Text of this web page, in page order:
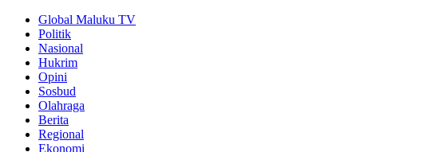
Global Maluku TV
Politik
Nasional
Hukrim
Opini
Sosbud
Olahraga
Berita
Regional
Ekonomi